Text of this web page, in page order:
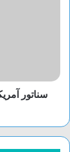
سناتور